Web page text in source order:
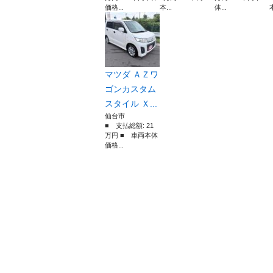
価格...
本...
体...
マツダ ＡＺワ
ゴンカスタム
スタイル Ｘ...
仙台市
■ 支払総額: 21
万円 ■ 車両本体
価格...